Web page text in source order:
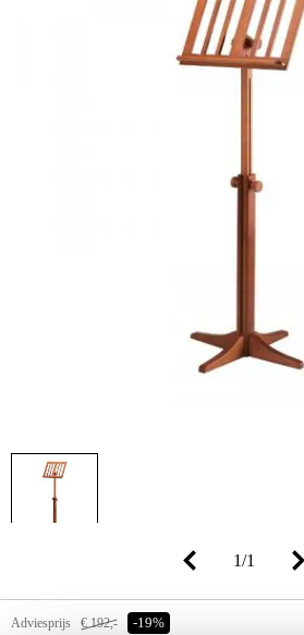
1/1
Adviesprijs € 192,- -19%